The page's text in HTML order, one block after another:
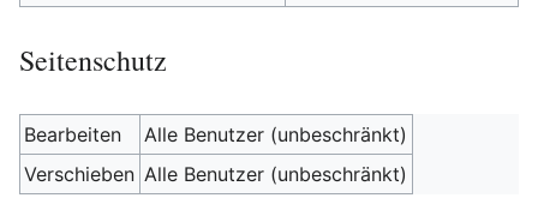
Seitenschutz
Bearbeiten
Alle Benutzer (unbeschränkt)
Verschieben Alle Benutzer (unbeschränkt)